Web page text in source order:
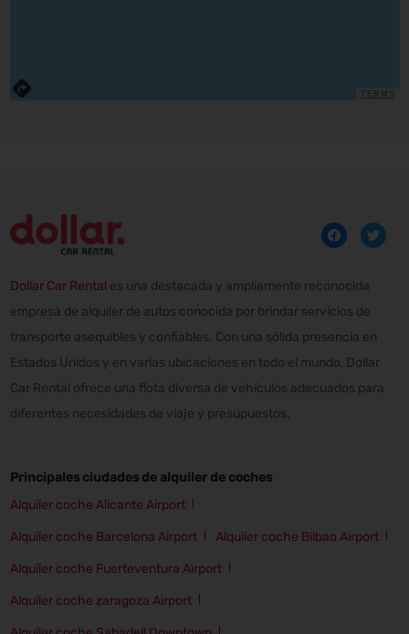
Dollar Car Rental es una destacada y ampliamente reconocida
empresa de alquiler de autos conocida por brindar servicios de
transporte asequibles y confiables. Con una sólida presencia en
Estados Unidos y en varias ubicaciones en todo el mundo, Dollar
Car Rental ofrece una flota diversa de vehículos adecuados para
diferentes necesidades de viaje y presupuestos.
Principales ciudades de alquiler de coches
Alquiler coche Alicante Airport
Alquiler coche Barcelona Airport Alquiler coche Bilbao Airport
Alquiler coche Fuerteventura Airport
Alquiler coche zaragoza Airport